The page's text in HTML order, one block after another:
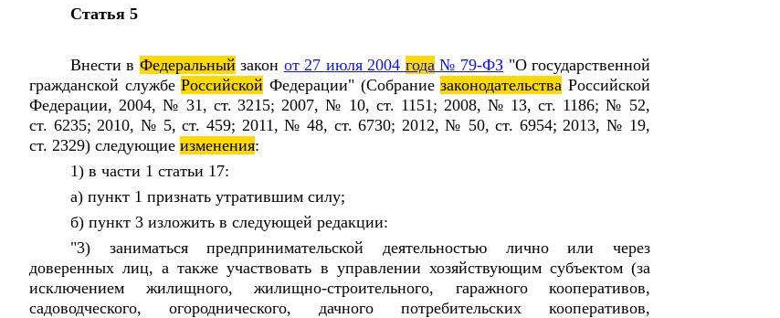
Статья 5
Внести в Федеральный закон от 27 июля 2004 года№ 79-ФЗ "О государственной
гражданской службеРоссийской Федерации" (Собраниезаконодательства Российской
Федерации, 2004, № 31, ст. 3215; 2007, № 10, ст. 1151; 2008, № 13, ст. 1186; № 52,
ст. 6235; 2010, № 5, ст. 459; 2011, № 48, ст. 6730; 2012, № 50, ст. 6954; 2013, № 19,
ст. 2329) следующие изменения:
1) в части 1 статьи 17:
а) пункт 1 признать утратившим силу;
б) пункт 3 изложить в следующей редакции:
"3) заниматься предпринимательской деятельностью лично или через
доверенных лиц, а также участвовать в управлении хозяйствующим субъектом (за
исключением жилищного, жилищно-строительного, гаражного кооперативов,
садоводческого, огороднического, дачного потребительских кооперативов,